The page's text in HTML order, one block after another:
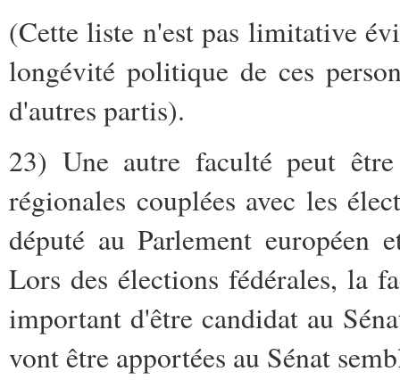
(Cette liste n'est pas limitative
longévité politique de ces
d'autres partis).
23) Une autre faculté peut
régionales couplées avec les
député au Parlement européen
Lors des élections fédérales, la
important d'être candidat au
vont être apportées au Sénat